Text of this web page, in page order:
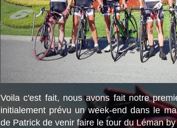
Voila c'est fait, nous avons fait notre
initialement prévu un week-end dans le
de Patrick de venir faire le tour du Léman